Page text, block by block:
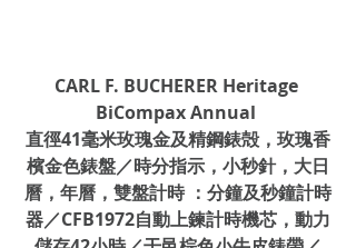
CARL F. BUCHERER Heritage
BiCompax Annual
直徑41毫米玫瑰金及精鋼錶殻，玫瑰香
檳金色錶盤／時分指示，小秒針，大日
曆，年曆，雙盤計時 ：分鐘及秒鐘計時
器／CFB1972自動上鍊計時機芯，動力